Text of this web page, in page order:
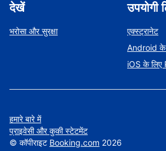
देखें
भरोसा और सुरक्षा
उपयोगी
एक्स्ट्रानेट
Android के
iOS के लिए
हमारे बारे में
प्राइवेसी और कुकी स्टेटमेंट
© कॉपीराइट Booking.com 2026